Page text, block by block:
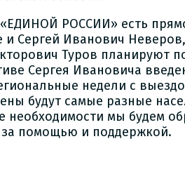
РОССИИ» есть
и Сергей Иванович
Туров планируют
Сергея Ивановича
недели с
будут самые разные
необходимости мы будем
за помощью и поддержкой.